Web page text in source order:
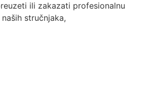
ili zakazati profesionalnu
stručnjaka,